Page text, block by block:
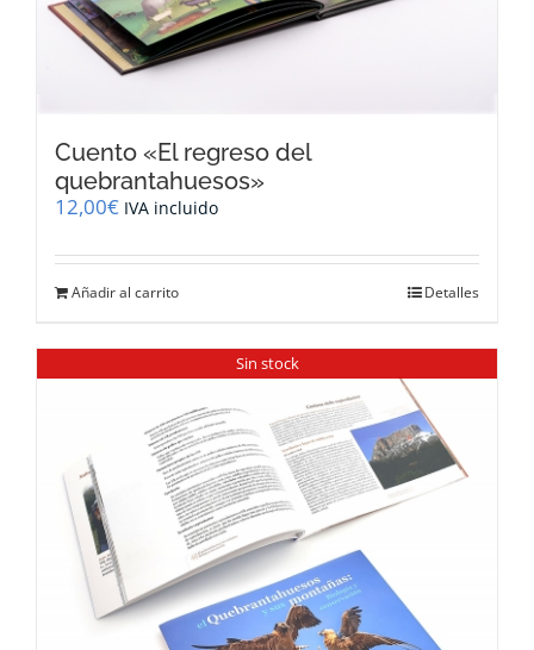
Cuento «El regreso del
quebrantahuesos»
12,00€ IVA incluido
Añadir al carrito Detalles
Sin stock